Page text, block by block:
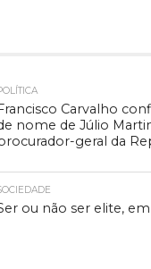
Carvalho
nome de Júlio
geral da
ou não ser elite,